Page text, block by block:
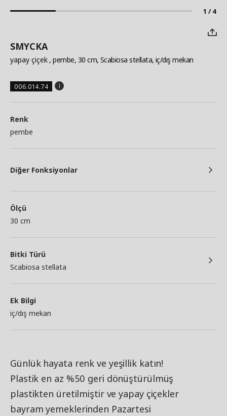
1 / 4
SMYCKA
yapay çiçek , pembe, 30 cm, Scabiosa stellata, iç/dış mekan
006.014.74
Renk
pembe
Diğer Fonksiyonlar
Ölçü
30 cm
Bitki Türü
Scabiosa stellata
Ek Bilgi
iç/dış mekan
Günlük hayata renk ve yeşillik katın!
Plastik en az %50 geri dönüştürülmüş
plastikten üretilmiştir ve yapay çiçekler
bayram yemeklerinden Pazartesi